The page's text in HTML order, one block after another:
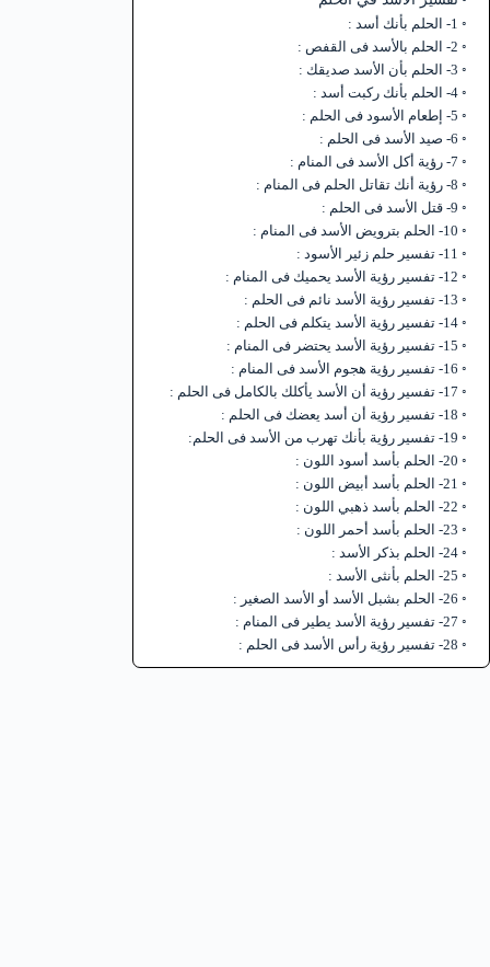
1- الحلم بأنك أسد :
2- الحلم بالأسد فى القفص :
3- الحلم بأن الأسد صديقك :
4- الحلم بأنك ركبت أسد :
5- إطعام الأسود فى الحلم :
6- صيد الأسد فى الحلم :
7- رؤية أكل الأسد فى المنام :
8- رؤية أنك تقاتل الحلم فى المنام :
9- قتل الأسد فى الحلم :
10- الحلم بترويض الأسد فى المنام :
11- تفسير حلم زئير الأسود :
12- تفسير رؤية الأسد يحميك فى المنام :
13- تفسير رؤية الأسد نائم فى الحلم :
14- تفسير رؤية الأسد يتكلم فى الحلم :
15- تفسير رؤية الأسد يحتضر فى المنام :
16- تفسير رؤية هجوم الأسد فى المنام :
17- تفسير رؤية أن الأسد يأكلك بالكامل فى الحلم :
18- تفسير رؤية أن أسد يعضك فى الحلم :
19- تفسير رؤية بأنك تهرب من الأسد فى الحلم:
20- الحلم بأسد أسود اللون :
21- الحلم بأسد أبيض اللون :
22- الحلم بأسد ذهبي اللون :
23- الحلم بأسد أحمر اللون :
24- الحلم بذكر الأسد :
25- الحلم بأنثى الأسد :
26- الحلم بشبل الأسد أو الأسد الصغير :
27- تفسير رؤية الأسد يطير فى المنام :
28- تفسير رؤية رأس الأسد فى الحلم :